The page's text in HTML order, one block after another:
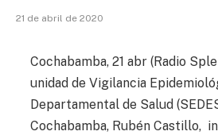
21 de abril de 2020
Cochabamba, 21 abr (Radio
unidad de Vigilancia
Departamental de Salud
Cochabamba, Rubén Castillo,